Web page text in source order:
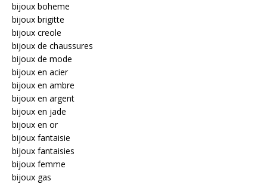
bijoux boheme
bijoux brigitte
bijoux creole
bijoux de chaussures
bijoux de mode
bijoux en acier
bijoux en ambre
bijoux en argent
bijoux en jade
bijoux en or
bijoux fantaisie
bijoux fantaisies
bijoux femme
bijoux gas